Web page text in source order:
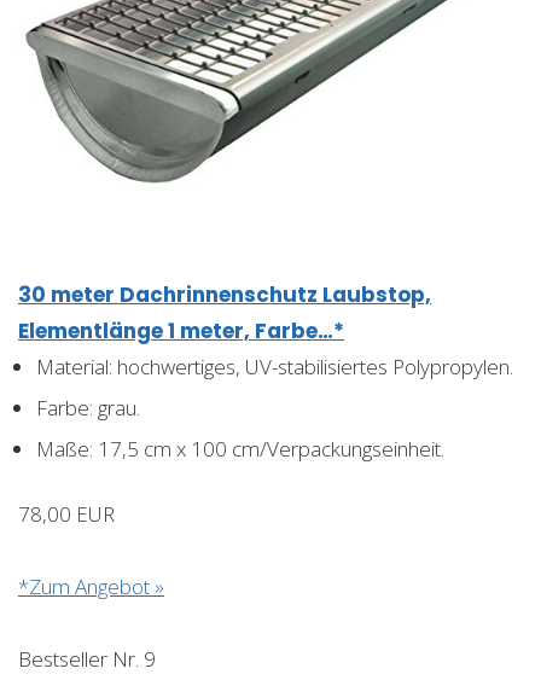
30 meter Dachrinnenschutz Laubstop,
Elementlänge 1 meter, Farbe…*
Material: hochwertiges, UV-stabilisiertes Polypropylen.
Farbe: grau.
Maße: 17,5 cm x 100 cm/Verpackungseinheit.
78,00 EUR
*Zum Angebot »
Bestseller Nr. 9